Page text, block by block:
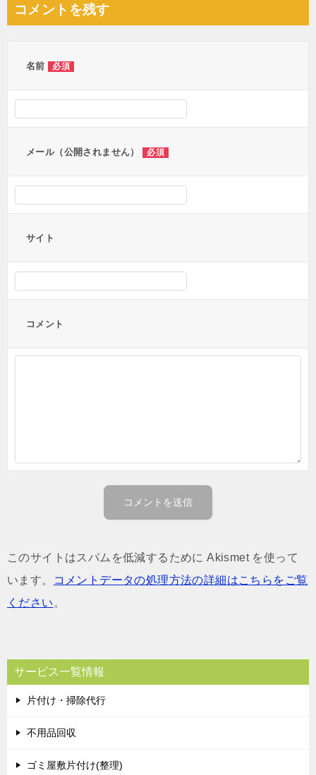
ビ
コメントを残す
名前 必須
メール（公開されません） 必須
サイト
コメント
このサイトはスパムを低減するために Akismet を使って
います。
コメントデータの処理方法の詳細はこちらをご覧
ください 。
サービス一覧情報
片付け・掃除代行
不用品回収
ゴミ屋敷片付け(整理)